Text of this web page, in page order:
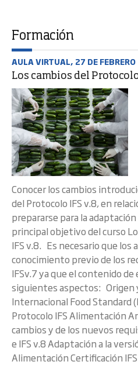
Formación
AULA VIRTUAL, 27 DE FEBRERO
Los cambios del
Conocer los cambios
del Protocolo IFS v.8, en
prepararse para la
principal objetivo del curso
IFS v.8. Es necesario que los
conocimiento previo de los
IFSv.7 ya que el contenido
siguientes aspectos: Origen
Internacional Food Standard
Protocolo IFS Alimentación
cambios y de los nuevos
e IFS v.8 Adaptación a la
Alimentación Certificación